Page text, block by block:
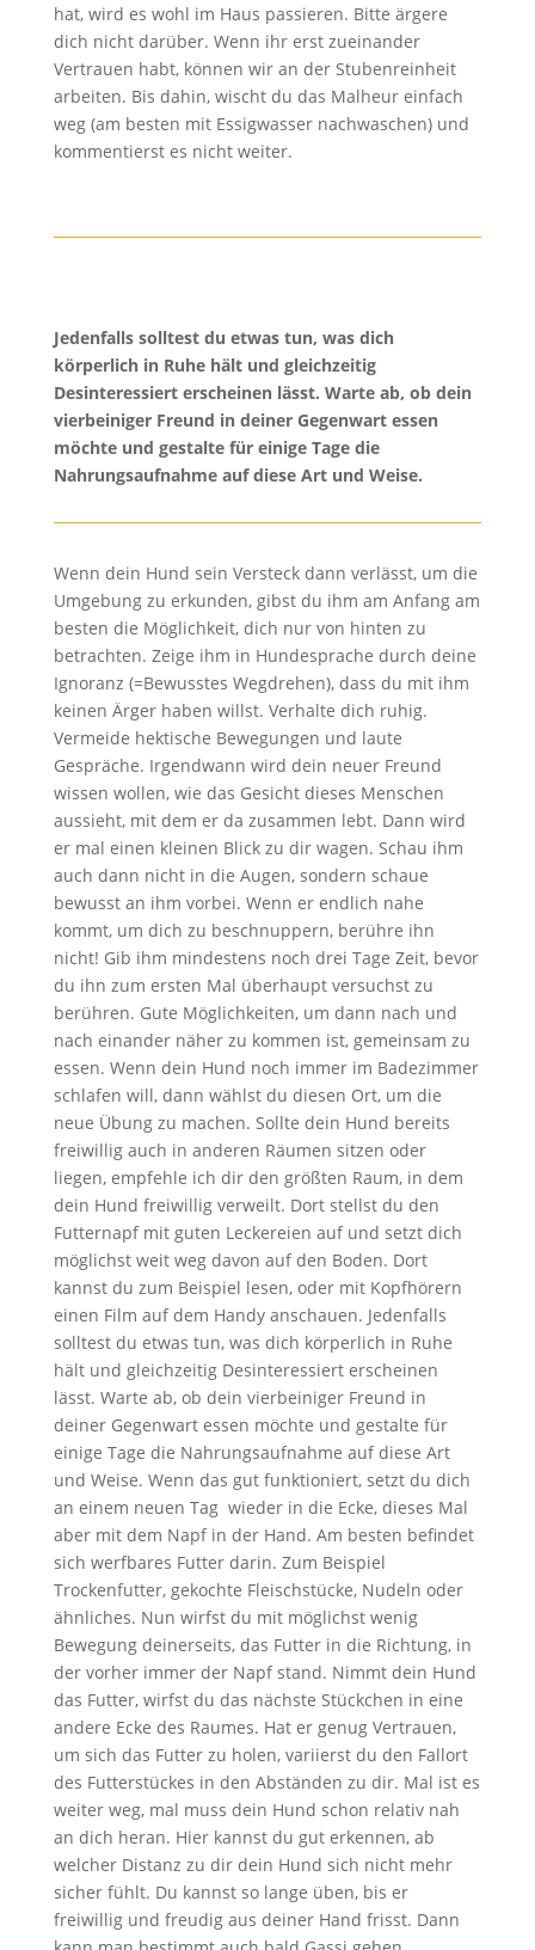
hat, wird es wohl im Haus passieren. Bitte ärgere
dich nicht darüber. Wenn ihr erst zueinander
Vertrauen habt, können wir an der Stubenreinheit
arbeiten. Bis dahin, wischt du das Malheur einfach
weg (am besten mit Essigwasser nachwaschen) und
kommentierst es nicht weiter.
Jedenfalls solltest du etwas tun, was dich
körperlich in Ruhe hält und gleichzeitig
Desinteressiert erscheinen lässt. Warte ab, ob dein
vierbeiniger Freund in deiner Gegenwart essen
möchte und gestalte für einige Tage die
Nahrungsaufnahme auf diese Art und Weise.
Wenn dein Hund sein Versteck dann verlässt, um die
Umgebung zu erkunden, gibst du ihm am Anfang am
besten die Möglichkeit, dich nur von hinten zu
betrachten. Zeige ihm in Hundesprache durch deine
Ignoranz (=Bewusstes Wegdrehen), dass du mit ihm
keinen Ärger haben willst. Verhalte dich ruhig.
Vermeide hektische Bewegungen und laute
Gespräche. Irgendwann wird dein neuer Freund
wissen wollen, wie das Gesicht dieses Menschen
aussieht, mit dem er da zusammen lebt. Dann wird
er mal einen kleinen Blick zu dir wagen. Schau ihm
auch dann nicht in die Augen, sondern schaue
bewusst an ihm vorbei. Wenn er endlich nahe
kommt, um dich zu beschnuppern, berühre ihn
nicht! Gib ihm mindestens noch drei Tage Zeit, bevor
du ihn zum ersten Mal überhaupt versuchst zu
berühren. Gute Möglichkeiten, um dann nach und
nach einander näher zu kommen ist, gemeinsam zu
essen. Wenn dein Hund noch immer im Badezimmer
schlafen will, dann wählst du diesen Ort, um die
neue Übung zu machen. Sollte dein Hund bereits
freiwillig auch in anderen Räumen sitzen oder
liegen, empfehle ich dir den größten Raum, in dem
dein Hund freiwillig verweilt. Dort stellst du den
Futternapf mit guten Leckereien auf und setzt dich
möglichst weit weg davon auf den Boden. Dort
kannst du zum Beispiel lesen, oder mit Kopfhörern
einen Film auf dem Handy anschauen. Jedenfalls
solltest du etwas tun, was dich körperlich in Ruhe
hält und gleichzeitig Desinteressiert erscheinen
lässt. Warte ab, ob dein vierbeiniger Freund in
deiner Gegenwart essen möchte und gestalte für
einige Tage die Nahrungsaufnahme auf diese Art
und Weise. Wenn das gut funktioniert, setzt du dich
an einem neuen Tag wieder in die Ecke, dieses Mal
aber mit dem Napf in der Hand. Am besten befindet
sich werfbares Futter darin. Zum Beispiel
Trockenfutter, gekochte Fleischstücke, Nudeln oder
ähnliches. Nun wirfst du mit möglichst wenig
Bewegung deinerseits, das Futter in die Richtung, in
der vorher immer der Napf stand. Nimmt dein Hund
das Futter, wirfst du das nächste Stückchen in eine
andere Ecke des Raumes. Hat er genug Vertrauen,
um sich das Futter zu holen, variierst du den Fallort
des Futterstückes in den Abständen zu dir. Mal ist es
weiter weg, mal muss dein Hund schon relativ nah
an dich heran. Hier kannst du gut erkennen, ab
welcher Distanz zu dir dein Hund sich nicht mehr
sicher fühlt. Du kannst so lange üben, bis er
freiwillig und freudig aus deiner Hand frisst. Dann